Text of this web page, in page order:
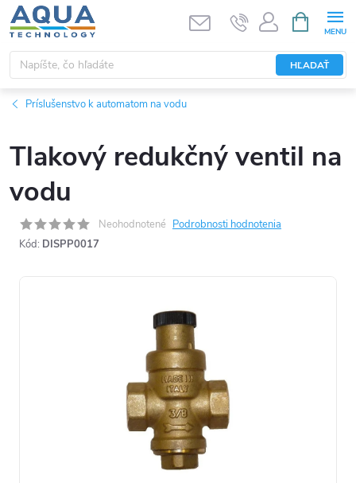
Prejsť
na
obsah
HĽADAŤ
KOŠÍK
Príslušenstvo k automatom na vodu
Tlakový redukčný ventil na
vodu
Neohodnotené Podrobnosti hodnotenia
Kód: DISPP0017